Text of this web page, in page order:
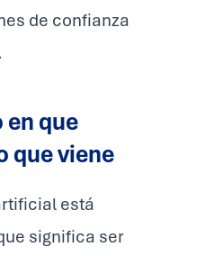
de confianza
que
que viene
está
significa ser